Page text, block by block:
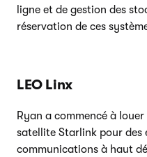
ligne et de gestion des
réservation de ces
LEO Linx
Ryan a commencé à
satellite Starlink pour des
communications à haut